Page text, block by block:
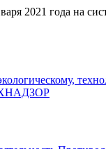
2021 года